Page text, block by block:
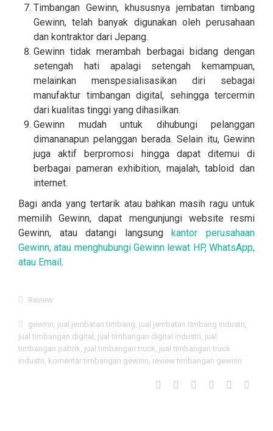
Timbangan Gewinn, khususnya jembatan timbang
Gewinn, telah banyak digunakan oleh perusahaan
dan kontraktor dari Jepang.
Gewinn tidak merambah berbagai bidang dengan
setengah hati apalagi setengah kemampuan,
melainkan menspesialisasikan diri sebagai
manufaktur timbangan digital, sehingga tercermin
dari kualitas tinggi yang dihasilkan.
Gewinn mudah untuk dihubungi pelanggan
dimananapun pelanggan berada. Selain itu, Gewinn
juga aktif berpromosi hingga dapat ditemui di
berbagai pameran exhibition, majalah, tabloid dan
internet.
Bagi anda yang tertarik atau bahkan masih ragu untuk
memilih Gewinn, dapat mengunjungi website resmi
Gewinn, atau datangi langsungkantor perusahaan
Gewinn, atau menghubungi Gewinn lewat HP, WhatsApp,
atau Email.
Review
gewinn, jual jembatan timbang, jual jembatan timbang industri,
jual timbangan digital , jual timbangan digital industri, jual
timbangan pabrik, jual timbangan truck, jual timbangan truck
industri, komentar timbangan gewinn, review timbangan gewinn